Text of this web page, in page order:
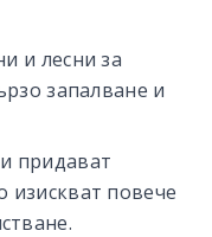
и лесни за
запалване и
придават
изискват повече